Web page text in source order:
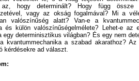
az, hogy determinált? Hogy függ
vagy az okság fogalmával? Mi a
valószínűség alatt? Van-e a
és külön valószínűségelmélete? Lehet-e az
egy determinisztikus világban? És egy nem
kvantummechanika a szabad akarathoz?
kérdésekre ad választ.